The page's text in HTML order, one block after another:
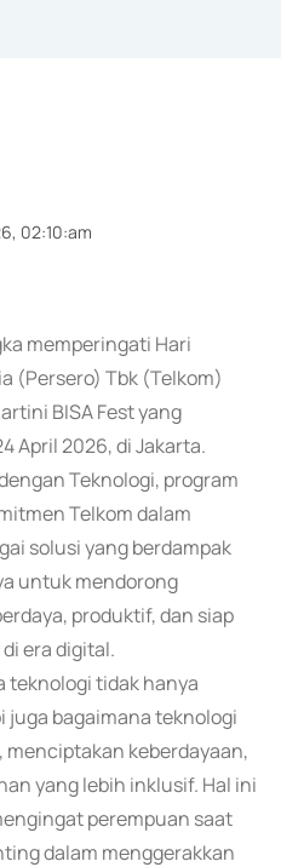
02:10:am
memperingati Hari
(Persero) Tbk (Telkom)
BISA Fest yang
April 2026, di Jakarta.
Teknologi, program
Telkom dalam
solusi yang berdampak
untuk mendorong
produktif, dan siap
era digital.
teknologi tidak hanya
bagaimana teknologi
keberdayaan,
yang lebih inklusif. Hal ini
perempuan saat
dalam menggerakkan